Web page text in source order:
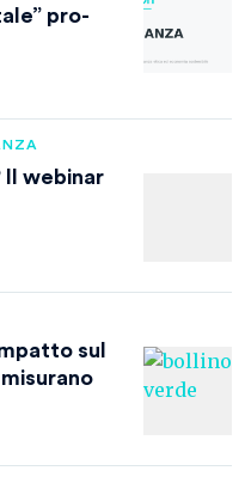
pro-
Il webinar
sul